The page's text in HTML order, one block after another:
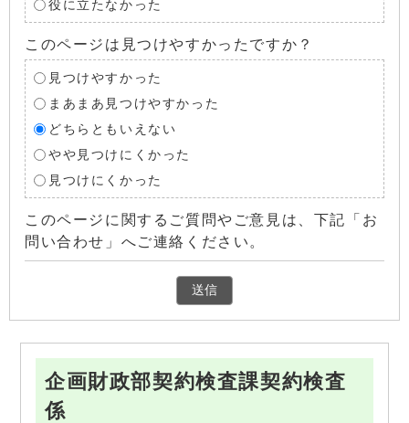
役に立たなかった
このページは見つけやすかったですか？
見つけやすかった
まあまあ見つけやすかった
どちらともいえない
やや見つけにくかった
見つけにくかった
このページに関するご質問やご意見は、下記「お
問い合わせ」へご連絡ください。
企画財政部契約検査課契約検査
係